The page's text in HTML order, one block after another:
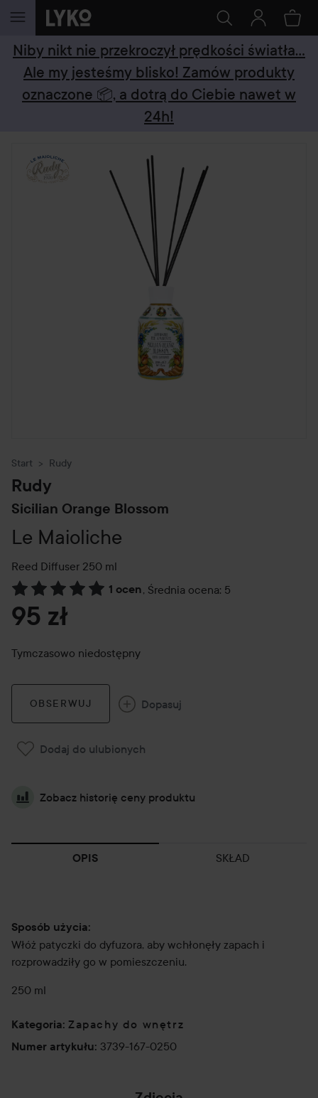
PRZEJDŹ DO TREŚCI
Niby nikt nie przekroczył prędkości światła...
Ale my jesteśmy blisko! Zamów produkty
oznaczone 📦, a dotrą do Ciebie nawet w
24h!
Start Rudy
Rudy
Sicilian Orange Blossom
Le Maioliche
Reed Diffuser 250 ml
1 ocen, Średnia ocena: 5
Przejdź do Recenzje i komentarze
95 zł
Tymczasowo niedostępny
OBSERWUJ Dopasuj
Dodaj do ulubionych
Zobacz historię ceny produktu
OPIS SKŁAD
Sposób użycia:
Włóż patyczki do dyfuzora, aby wchłonęły zapach i
rozprowadziły go w pomieszczeniu.
250 ml
Kategoria: Zapachy do wnętrz
Numer artykułu: 3739-167-0250